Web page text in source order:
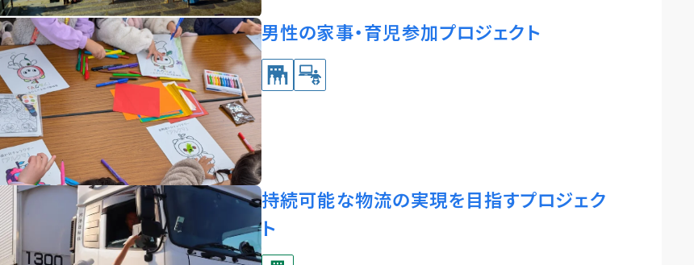
男性の家事・育児参加プロジェクト
持続可能な物流の実現を目指すプロジェク
ト